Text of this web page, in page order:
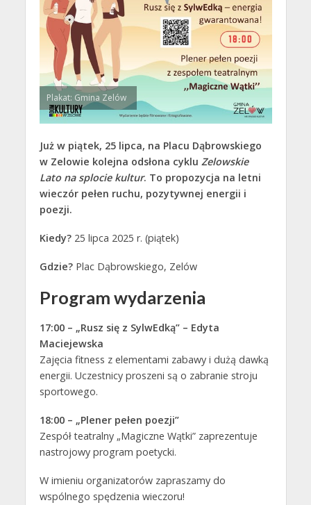
Plakat: Gmina Zelów
Już w piątek, 25 lipca, na Placu Dąbrowskiego
w Zelowie kolejna odsłona cyklu Zelowskie
Lato na splocie kultur. To propozycja na letni
wieczór pełen ruchu, pozytywnej energii i
poezji.
Kiedy?25 lipca 2025 r. (piątek)
Gdzie?Plac Dąbrowskiego, Zelów
Program wydarzenia
17:00 – „Rusz się z SylwEdką” – Edyta
Maciejewska
Zajęcia fitness z elementami zabawy i dużą dawką
energii. Uczestnicy proszeni są o zabranie stroju
sportowego.
18:00 – „Plener pełen poezji”
Zespół teatralny „Magiczne Wątki” zaprezentuje
nastrojowy program poetycki.
W imieniu organizatorów zapraszamy do
wspólnego spędzenia wieczoru!